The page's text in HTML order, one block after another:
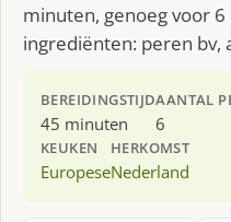
minuten, genoeg voor
ingrediënten: peren
BEREIDINGSTIJD
45 minuten
AANTAL
6
KEUKEN
Europese
HERKOMST
Nederland